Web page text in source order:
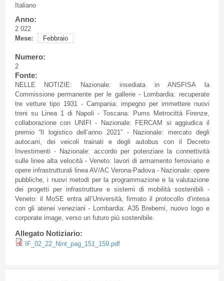
Italiano
Anno:
2 022
Mese:
Febbraio
Numero:
2
Fonte:
NELLE NOTIZIE: Nazionale: insediata in ANSFISA la
Commissione permanente per le gallerie - Lombardia: recuperate
tre vetture tipo 1931 - Campania: impegno per immettere nuovi
treni su Linea 1 di Napoli - Toscana: Pums Metrocittà Firenze,
collaborazione con UNIFI - Nazionale: FERCAM si aggiudica il
premio “Il logistico dell’anno 2021” - Nazionale: mercato degli
autocarri, dei veicoli trainati e degli autobus con il Decreto
Investimenti - Nazionale: accordo per potenziare la connettività
sulle linee alta velocità - Veneto: lavori di armamento ferroviario e
opere infrastrutturali linea AV/AC Verona-Padova - Nazionale: opere
pubbliche, i nuovi metodi per la programmazione e la valutazione
dei progetti per infrastrutture e sistemi di mobilità sostenibili -
Veneto: il MoSE entra all’Università, firmato il protocollo d’intesa
con gli atenei veneziani - Lombardia: A35 Brebemi, nuovo logo e
corporate image, verso un futuro più sostenibile.
Allegato Notiziario:
IF_02_22_Nint_pag_151_159.pdf